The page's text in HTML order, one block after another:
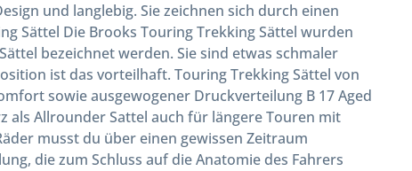
und langlebig. Sie zeichnen sich durch einen
Sättel Die Brooks Touring Trekking Sättel wurden
bezeichnet werden. Sie sind etwas schmaler
ist das vorteilhaft. Touring Trekking Sättel von
sowie ausgewogener Druckverteilung B 17 Aged
als Allrounder Sattel auch für längere Touren mit
musst du über einen gewissen Zeitraum
die zum Schluss auf die Anatomie des Fahrers